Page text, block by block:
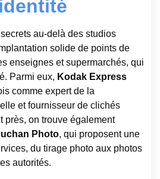
au-delà des studios
solide de points de
enseignes et supermarchés, qui
Parmi eux, Kodak Express
comme expert de la
et fournisseur de clichés
près, on trouve également
Photo, qui proposent une
du tirage photo aux photos
autorités.